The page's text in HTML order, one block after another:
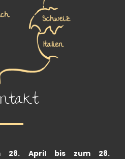
28. April bis zum 28.